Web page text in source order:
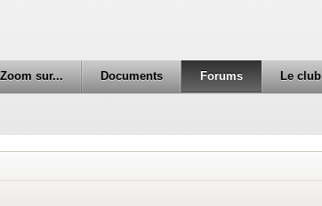
Zoom sur... Documents Forums Le club